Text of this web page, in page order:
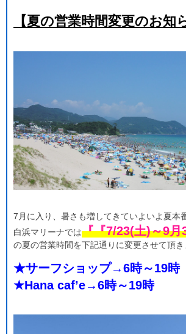
【夏の営業時間変更のお知
7月に入り、暑さも増してきていよいよ夏本
白浜マリーナでは『『7/23(土)～9月
の夏の営業時間を下記通りに変更させて頂き
★サーフショップ→6時～19時
★Hana caf’e→6時～19時